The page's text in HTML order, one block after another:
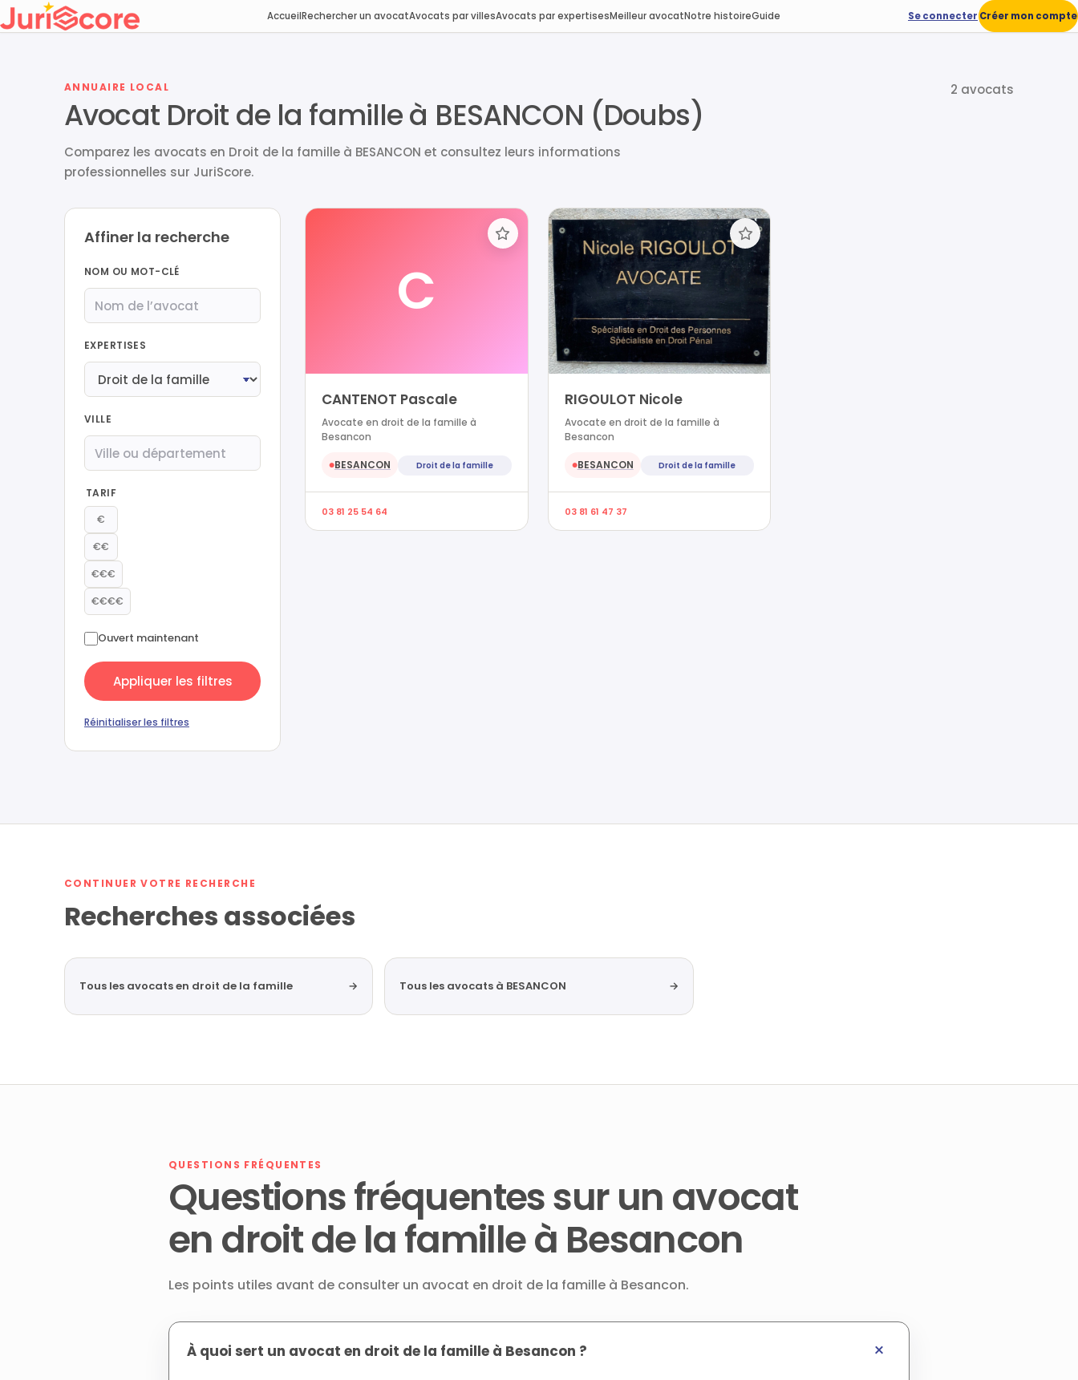
AccueilRechercher un avocatAvocats par villesAvocats par expertisesMeilleur avocatNotre histoireGuide Se connecter Créer mon compte
ANNUAIRE LOCAL
Avocat Droit de la famille à BESANCON (Doubs)
Comparez les avocats en Droit de la famille à BESANCON et consultez leurs informations
professionnelles sur JuriScore.
2 avocats
Affiner la recherche
NOM OU MOT-CLÉ
EXPERTISES
VILLE
TARIF
€
€€
€€€
€€€€
Ouvert maintenant
Appliquer les filtres
Réinitialiser les filtres
C
CANTENOT Pascale
Avocate en droit de la famille à
Besancon
●BESANCON Droit de la famille
03 81 25 54 64
RIGOULOT Nicole
Avocate en droit de la famille à
Besancon
●BESANCON Droit de la famille
03 81 61 47 37
CONTINUER VOTRE RECHERCHE
Recherches associées
Tous les avocats en droit de la famille → Tous les avocats à BESANCON →
QUESTIONS FRÉQUENTES
Questions fréquentes sur un avocat
en droit de la famille à Besancon
Les points utiles avant de consulter un avocat en droit de la famille à Besancon.
À quoi sert un avocat en droit de la famille à Besancon ?